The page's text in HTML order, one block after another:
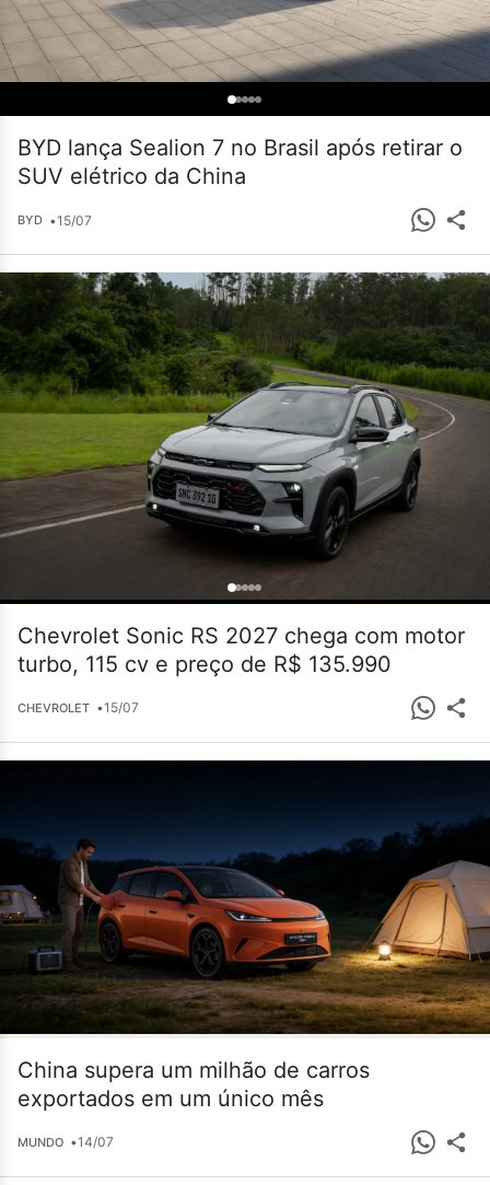
BYD lança Sealion 7 no Brasil após retirar o
SUV elétrico da China
BYD •15/07
Chevrolet Sonic RS 2027 chega com motor
turbo, 115 cv e preço de R$ 135.990
CHEVROLET •15/07
China supera um milhão de carros
exportados em um único mês
MUNDO •14/07